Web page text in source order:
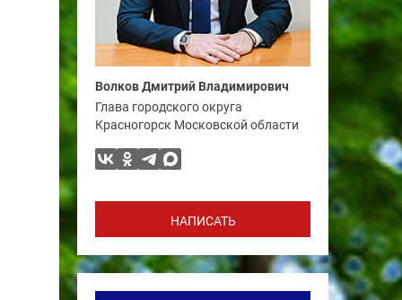
Волков Дмитрий Владимирович
Глава городского округа
Красногорск Московской области
НАПИСАТЬ